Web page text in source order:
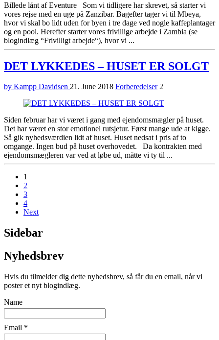
Billede lånt af Eventure Som vi tidligere har skrevet, så starter vi
vores rejse med en uge på Zanzibar. Bagefter tager vi til Mbeya,
hvor vi skal bo lidt uden for byen i tre dage ved nogle kaffeplantager
og en pool. Herefter starter vores frivillige arbejde i Zambia (se
blogindlæg “Frivilligt arbejde“), hvor vi ...
DET LYKKEDES – HUSET ER SOLGT
by Kampp Davidsen 21. June 2018 Forberedelser 2
Siden februar har vi været i gang med ejendomsmægler på huset.
Det har været en stor emotionel rutsjetur. Først mange ude at kigge.
Så gik nyhedsværdien lidt af huset. Huset nedsat i pris af to
omgange. Ingen bud på huset overhovedet. Da kontrakten med
ejendomsmægleren var ved at løbe ud, måtte vi ty til ...
1
2
3
4
Next
Sidebar
Nyhedsbrev
Hvis du tilmelder dig dette nyhedsbrev, så får du en email, når vi
poster et nyt blogindlæg.
Name
Email *